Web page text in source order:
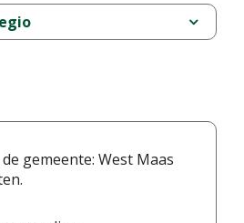
gemeente: West Maas